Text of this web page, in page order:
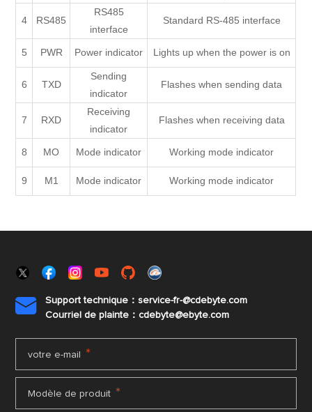
4 RS485
RS485
interface
Standard RS-485 interface
5 PWR Power indicator Lights up when the power is on
6 TXD
Sending
indicator
Flashes when sending data
7 RXD
Receiving
indicator
Flashes when receiving data
8 MO Mode indicator Working mode indicator
9 M1 Mode indicator Working mode indicator

Support technique：service-fr-@cdebyte.com
Courriel de plainte：cdebyte@ebyte.com
votre e-mail *
Modèle de produit *